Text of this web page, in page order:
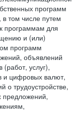
программ
том числе путем
программам для
и (или)
программ
объявлений
услуг),
и цифровых валют,
о трудоустройстве,
предложений,